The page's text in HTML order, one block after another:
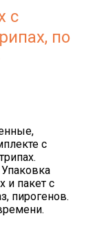
с
по
с
и пакет с
пирогенов.